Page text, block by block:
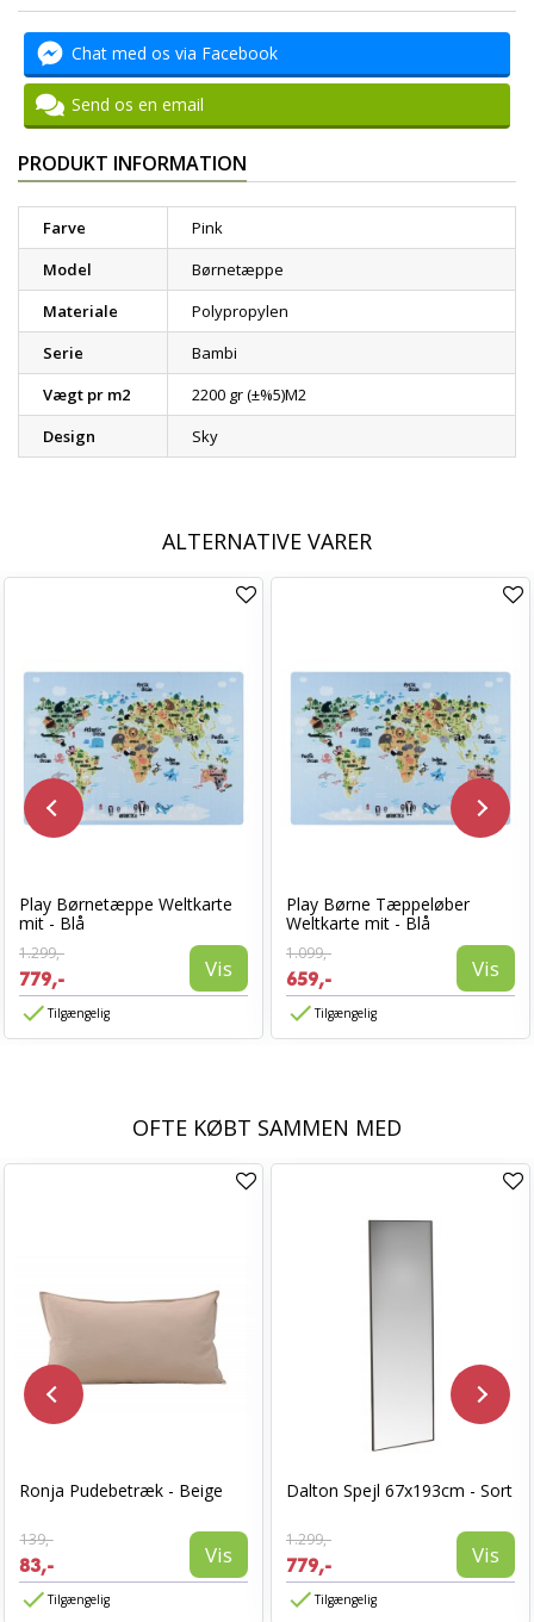
Chat med os via Facebook
Send os en email
PRODUKT INFORMATION
Farve
Pink
Model
Børnetæppe
Materiale
Polypropylen
Serie
Bambi
Vægt pr m2
2200 gr (±%5)M2
Design
Sky
ALTERNATIVE VARER
Play Børnetæppe Weltkarte
mit - Blå
1.299,-
779,- Vis
Tilgængelig
Play Børne Tæppeløber
Weltkarte mit - Blå
1.099,-
659,- Vis
Tilgængelig
OFTE KØBT SAMMEN MED
Ronja Pudebetræk - Beige
139,-
83,- Vis
Tilgængelig
Dalton Spejl 67x193cm - Sort
1.299,-
779,- Vis
Tilgængelig